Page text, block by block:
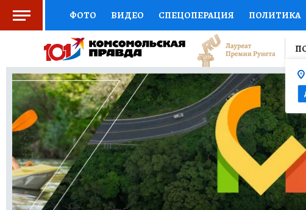
ФОТО ВИДЕО СПЕЦОПЕРАЦИЯ ПОЛИТИКА
СОЦПОДДЕРЖКА НАУКА СПОРТ
ВЫБОР ЭКСПЕРТОВ ДОКТОР ФИНАНСЫ
КНИЖНАЯ ПОЛКА ПРОГНОЗЫ НА СПОРТ
ПРЕСС-ЦЕНТР НЕДВИЖИМОСТЬ ТЕЛЕВИЗОР
РАДИО КП РЕКЛАМА ТЕСТЫ НОВОЕ НА